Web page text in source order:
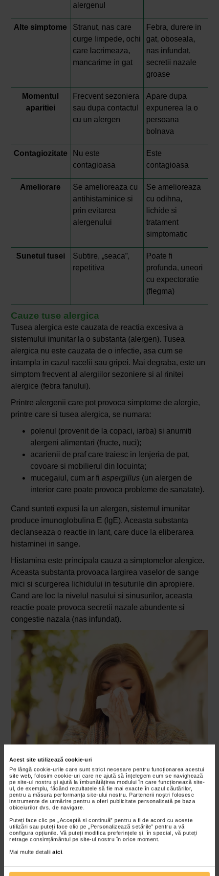
Acest site utilizează cookie-uri
Pe lângă cookie-urile care sunt strict necesare pentru funcționarea acestui
site web, folosim cookie-uri care ne ajută să înțelegem cum se navighează
pe site-ul nostru și ajută la îmbunătățirea modului în care funcționează site-
ul, de exemplu, făcând rezultatele să fie mai exacte în cazul căutărilor,
pentru a măsura performanța site-ului nostru. Partenerii noștri folosesc
instrumente de urmărire pentru a oferi publicitate personalizată pe baza
obiceiurilor dvs. de navigare.
Puteți face clic pe „Acceptă si continuă” pentru a fi de acord cu aceste
utilizări sau puteți face clic pe „Personalizează setările” pentru a vă
configura opțiunile. Vă puteți modifica preferințele și, în special, vă puteți
retrage consimțământul pe site-ul nostru în orice moment.
Mai multe detalii aici.
alergenul
Alte simptome
Stranut, nas care
curge limpede, ochi
care lacrimeaza,
mancarime in gat
Febra, durere in
gat, oboseala,
nas infundat,
secretii nazale
groase
Momentul
aparitiei
Frecvent sezoniera
sau dupa contactul
cu un alergen
Apare dupa
expunerea la o
persoana
bolnava
Contagiozitate
Nu este
contagioasa
Este
contagioasa
Ameliorare
Se amelioreaza cu
antihistaminice si
prin evitarea
alergenului
Se amelioreaza
cu odihna,
lichide si
tratament
simptomatic
Sunetul tusei
Subtire, „seaca”,
repetitiva
Poate fi
profunda, uneori
cu expectoratie
(flegma)
Cauze tuse alergica
Tusea alergica este cauzata de reactia excesiva a
sistemului imunitar la o substanta (alergen). Tusea
alergica nu este cauzata de o infectie, asa cum se
intampla in cazul racelii sau gripei. Mai degraba, este un
simptom frecvent al alergiilor sezoniere si al rinitei
alergice (febra fanului).
Printre alergenii care pot provoca simptome de alergie,
printre care si tusea alergica, se numara:
polenul (provenit de la copaci, iarba) si anumiti
alergeni alimentari (fructe, nuci);
acarienii de praf care traiesc in lenjeria de pat,
covoare si mobilierul din locuinta;
mucegaiul, cum ar fi aspergillus(un alergen de
interior care poate provoca probleme de sanatate).
Cand sunteti expusi la un alergen, sistemul imunitar
produce imunoglobulina E (IgE). Aceasta substanta
declanseaza o reactie in lant, care duce la eliberarea
histaminei in sange.
Histamina este principala cauza a simptomelor alergice.
Aceasta substanta provoaca largirea vaselor de sange
mici si scurgerea lichidului in tesuturile din apropiere.
Cand are loc la nivelul nasului si sinusurilor, aceasta
reactie poate provoca secretii nazale abundente si
congestie nazala (nas infundat).
Tusea alergica apare cand mucusul produs ca urmare a
acestei reactii se scurge din nas prin spatele gatului
(sindromul picaturii postnazale). Acest lucru poate
provoca mancarimi la nivelul gatului, ceea ce
declanseaza tusea.
Tusea poate fi cauzata si de
medicamentele antialergice
Unele medicamente utilizate pentru tratarea alergiilor pot